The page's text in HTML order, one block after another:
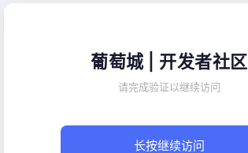
葡萄城 | 开发者社区
请完成验证以继续访问
长按继续访问